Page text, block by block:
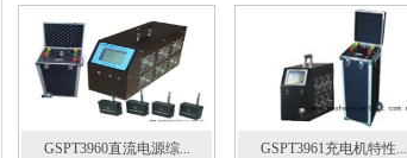
GSPT3960直流电源综... GSPT3961充电机特性...